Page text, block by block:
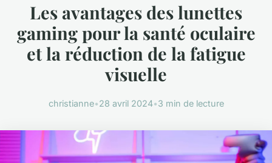
Les avantages des lunettes
gaming pour la santé oculaire
et la réduction de la fatigue
visuelle
christianne•28 avril 2024•3 min de lecture